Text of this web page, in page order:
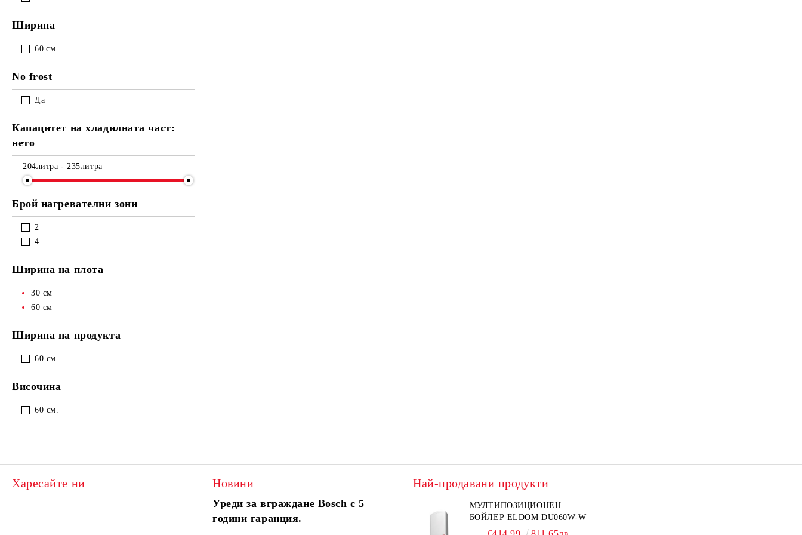
Ширина
60 см
No frost
Да
Капацитет на хладилната част:
нето
204литра - 235литра
Брой нагревателни зони
2
4
Ширина на плота
30 см
60 см
Ширина на продукта
60 см.
Височина
60 см.
Харесайте ни Новини
Уреди за вграждане Bosch с 5
години гаранция.
Най-продавани продукти
МУЛТИПОЗИЦИОНЕН
БОЙЛЕР ELDOM DU060W-W